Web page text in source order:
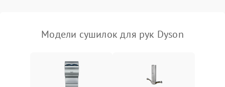
Модели сушилок для рук Dyson